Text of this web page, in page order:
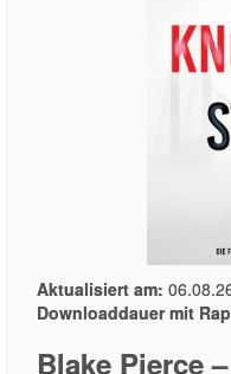
Aktualisiert am:
Downloaddauer mit
Blake Pierce